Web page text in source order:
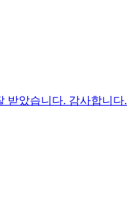
받았습니다. 감사합니다.